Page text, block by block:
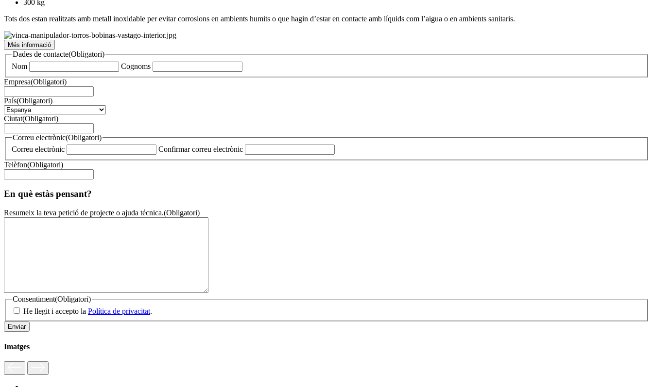
300 kg
Tots dos estan realitzats amb metall inoxidable per evitar corrosions en ambients humits o que hagin d’estar en contacte amb líquids com l’aigua o en ambients sanitaris.
Més informació
Dades de contacte(Obligatori)
Nom
Cognoms
Empresa(Obligatori)
País(Obligatori)
Ciutat(Obligatori)
Correu electrònic(Obligatori)
Correu electrònic
Confirmar correu electrònic
Telèfon(Obligatori)
En què estàs pensant?
Resumeix la teva petició de projecte o ajuda técnica.(Obligatori)
Consentiment(Obligatori)
He llegit i accepto la Política de privacitat.
Imatges